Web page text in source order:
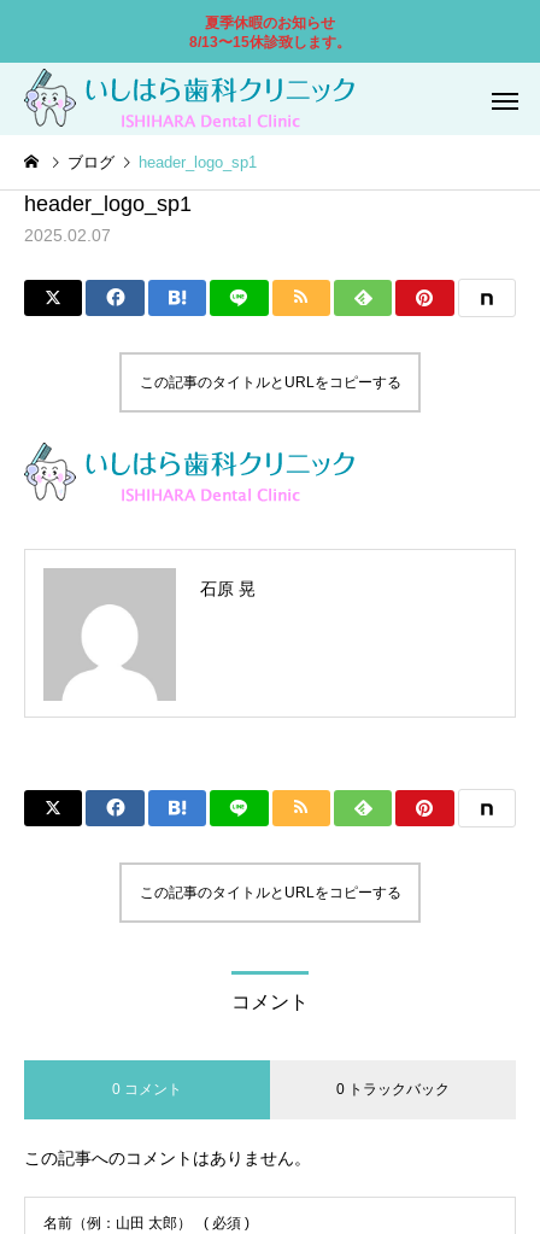
夏季休暇のお知らせ
8/13〜15休診致します。
口腔外科
ブログ header_logo_sp1
header_logo_sp1
2025.02.07
この記事のタイトルとURLをコピーする
石原 晃
この記事のタイトルとURLをコピーする
コメント
0 コメント 0 トラックバック
この記事へのコメントはありません。
名前（例：山田 太郎） ( 必須 )